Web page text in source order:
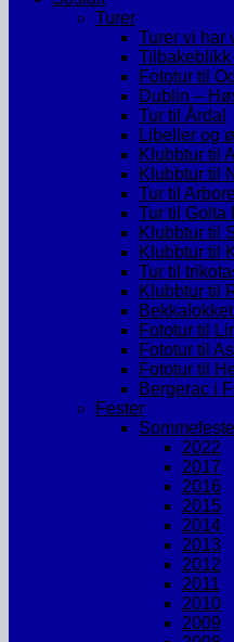
Turer
Turer vi har
Tilbakeblikk
Fototur til
Dublin –
Tur til Årdal
Libeller og
Klubbtur til
Klubbtur til
Tur til
Tur til Golta
Klubbtur til
Klubbtur til
Tur til
Klubbtur til
Fototur til
Fototur til
Fototur til
Bergerac i
Fester
2022
2017
2016
2015
2014
2013
2012
2011
2010
2009